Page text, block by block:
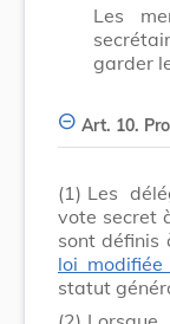
Les
garder
Art. 10.
(1) Les
vote secret
sont définis
loi
statut